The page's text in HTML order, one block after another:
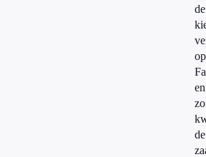
de
op
en
zo
de